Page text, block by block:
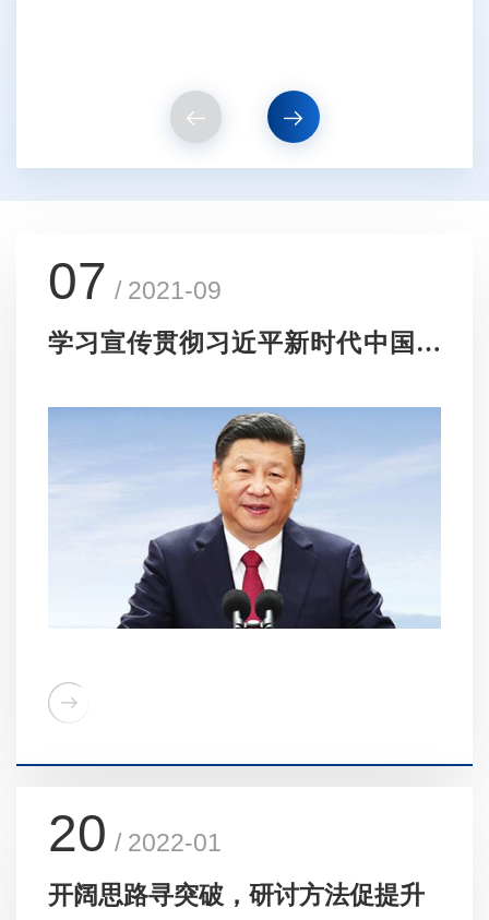
07 / 2021-09
学习宣传贯彻习近平新时代中国特
20 / 2022-01
开阔思路寻突破，研讨方法促提升